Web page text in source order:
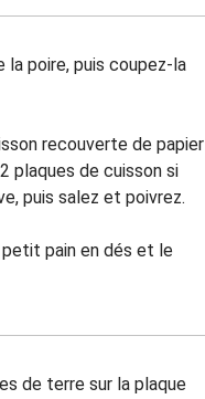
poire, puis coupez-la
recouverte de papier
plaques de cuisson si
puis salez et poivrez.
pain en dés et le
de terre sur la plaque